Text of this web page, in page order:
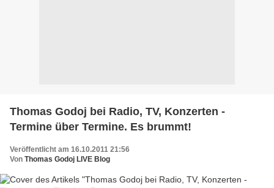
Thomas Godoj bei Radio, TV, Konzerten -
Termine über Termine. Es brummt!
Veröffentlicht am 16.10.2011 21:56
Von Thomas Godoj LIVE Blog